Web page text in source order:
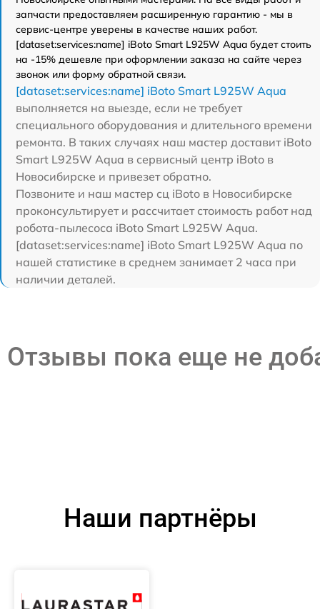
запчасти предоставляем расширенную гарантию - мы в
сервис-центре уверены в качестве наших работ.
[dataset:services:name] iBoto Smart L925W Aqua будет стоить
на -15% дешевле при оформлении заказа на сайте через
звонок или форму обратной связи.
[dataset:services:name] iBoto Smart L925W Aqua
выполняется на выезде, если не требует
специального оборудования и длительного времени
ремонта. В таких случаях наш мастер доставит iBoto
Smart L925W Aqua в сервисный центр iBoto в
Новосибирске и привезет обратно.
Позвоните и наш мастер сц iBoto в Новосибирске
проконсультирует и рассчитает стоимость работ над
робота-пылесоса iBoto Smart L925W Aqua.
[dataset:services:name] iBoto Smart L925W Aqua по
нашей статистике в среднем занимает 2 часа при
наличии деталей.
Отзывы пока еще не
Наши партнёры